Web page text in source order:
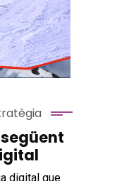
següent
digital que